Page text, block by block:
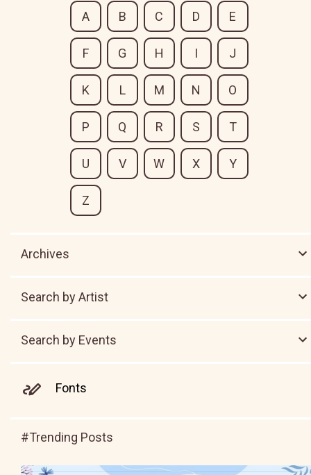
A B C D E
F G H I J
K L M N O
P Q R S T
U V W X Y
Z
Archives
Search by Artist
Search by Events
Fonts
#Trending Posts